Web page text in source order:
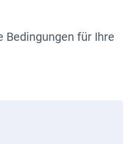
Bedingungen für Ihre